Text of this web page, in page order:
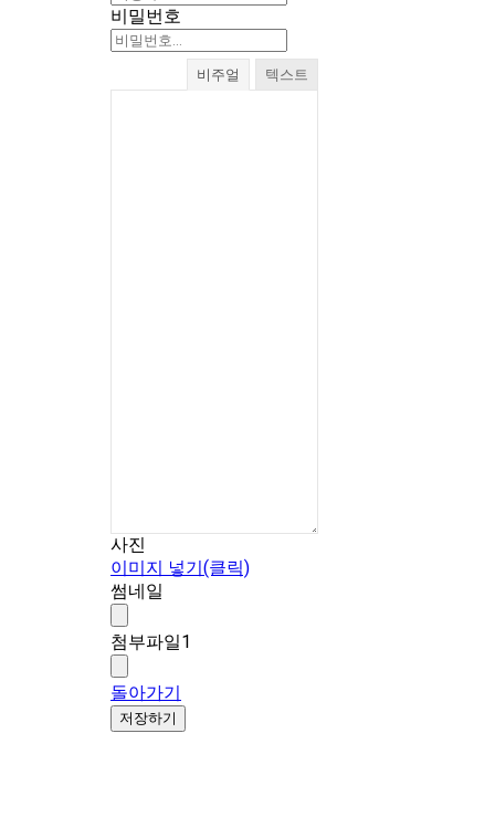
비밀번호
비주얼 텍스트
사진
이미지 넣기(클릭)
썸네일
첨부파일1
돌아가기
저장하기